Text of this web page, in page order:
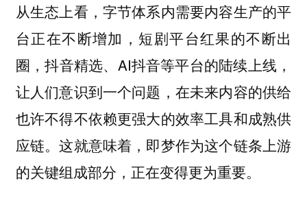
从生态上看，字节体系内需要内容生产的平
台正在不断增加，短剧平台红果的不断出
圈，抖音精选、AI抖音等平台的陆续上线，
让人们意识到一个问题，在未来内容的供给
也许不得不依赖更强大的效率工具和成熟供
应链。这就意味着，即梦作为这个链条上游
的关键组成部分，正在变得更为重要。